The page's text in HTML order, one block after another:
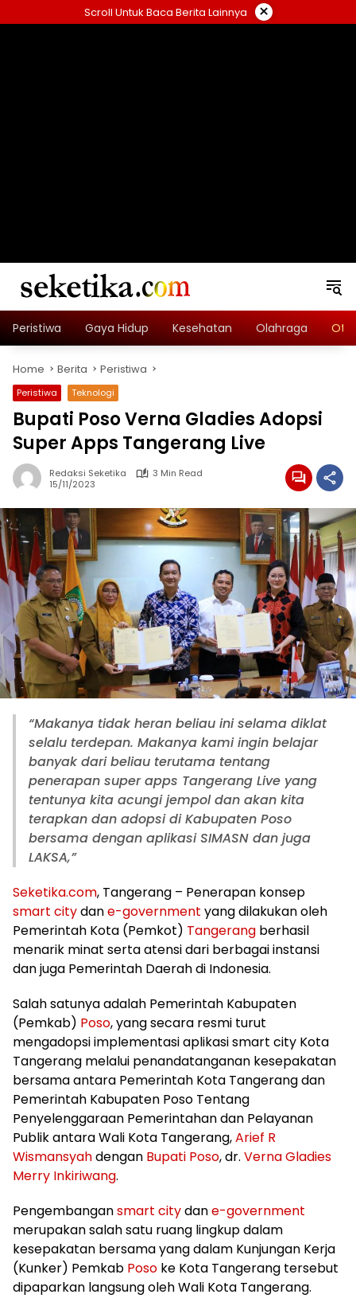
to
Scroll Untuk Baca Berita Lainnya ×
Peristiwa Gaya Hidup Kesehatan Olahraga
Home Berita Peristiwa
Peristiwa Teknologi
Bupati Poso Verna Gladies Adopsi
Super Apps Tangerang Live
Redaksi Seketika
3 Min Read
15/11/2023
“Makanya tidak heran beliau ini selama diklat
selalu terdepan. Makanya kami ingin belajar
banyak dari beliau terutama tentang
penerapan super apps Tangerang Live yang
tentunya kita acungi jempol dan akan kita
terapkan dan adopsi di Kabupaten Poso
bersama dengan aplikasi SIMASN dan juga
LAKSA,”
Seketika.com, Tangerang – Penerapan konsep
smart citydane-government yang dilakukan oleh
Pemerintah Kota (Pemkot) Tangerang berhasil
menarik minat serta atensi dari berbagai instansi
dan juga Pemerintah Daerah di Indonesia.
Salah satunya adalah Pemerintah Kabupaten
(Pemkab) Poso, yang secara resmi turut
mengadopsi implementasi aplikasi smart city Kota
Tangerang melalui penandatanganan kesepakatan
bersama antara Pemerintah Kota Tangerang dan
Pemerintah Kabupaten Poso Tentang
Penyelenggaraan Pemerintahan dan Pelayanan
Publik antara Wali Kota Tangerang,Arief R
Wismansyahdengan Bupati Poso, dr. Verna Gladies
Merry Inkiriwang.
Pengembangansmart citydane-government
merupakan salah satu ruang lingkup dalam
kesepakatan bersama yang dalam Kunjungan Kerja
(Kunker) Pemkab Poso ke Kota Tangerang tersebut
dipaparkan langsung oleh Wali Kota Tangerang.